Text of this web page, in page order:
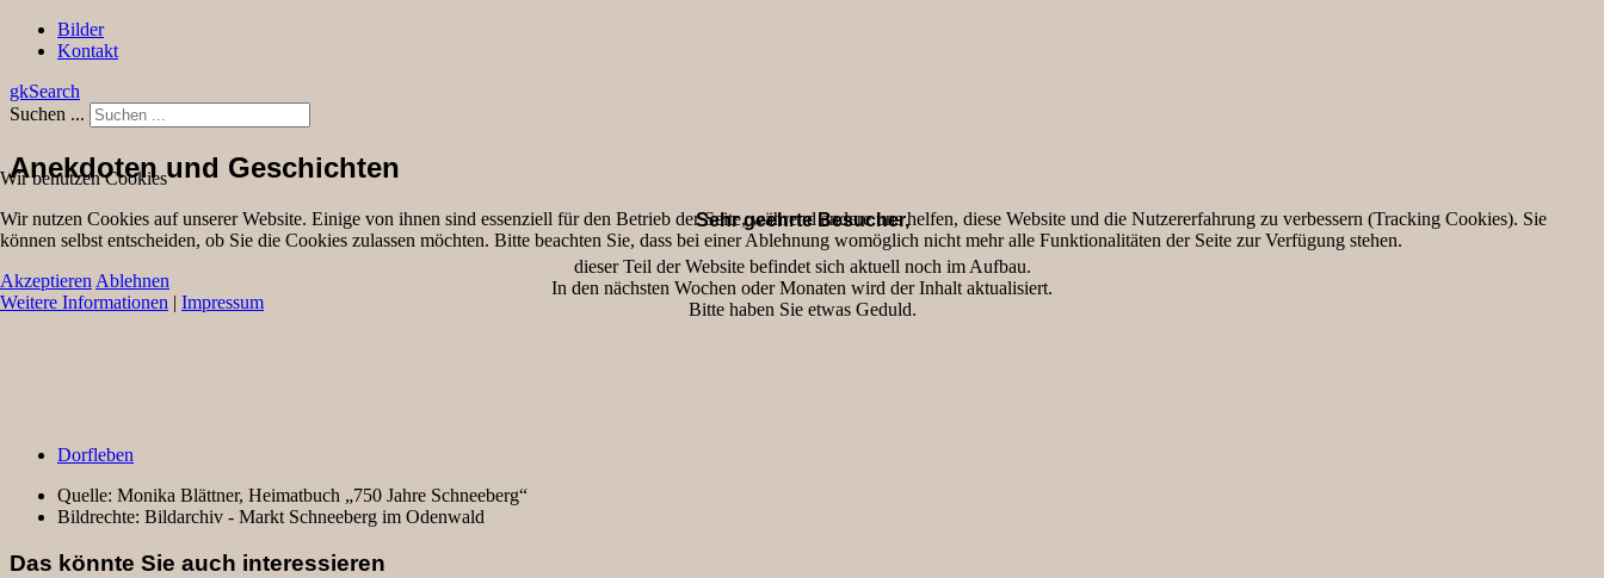
Bilder
Kontakt
gkSearch
Suchen ...
Anekdoten und Geschichten
Sehr geehrte Besucher,
dieser Teil der Website befindet sich aktuell noch im Aufbau.
In den nächsten Wochen oder Monaten wird der Inhalt aktualisiert.
Bitte haben Sie etwas Geduld.
Dorfleben
Quelle: Monika Blättner, Heimatbuch „750 Jahre Schneeberg“
Bildrechte: Bildarchiv - Markt Schneeberg im Odenwald
Das könnte Sie auch interessieren
Wir benutzen Cookies
Wir nutzen Cookies auf unserer Website. Einige von ihnen sind essenziell für den Betrieb der Seite, während andere uns helfen, diese Website und die Nutzererfahrung zu verbessern (Tracking Cookies). Sie
können selbst entscheiden, ob Sie die Cookies zulassen möchten. Bitte beachten Sie, dass bei einer Ablehnung womöglich nicht mehr alle Funktionalitäten der Seite zur Verfügung stehen.
Akzeptieren Ablehnen
Weitere Informationen | Impressum